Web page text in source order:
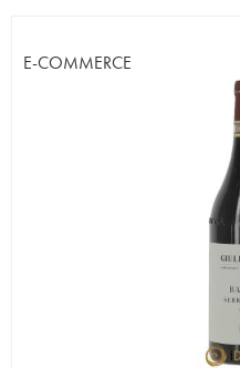
E-COMMERCE